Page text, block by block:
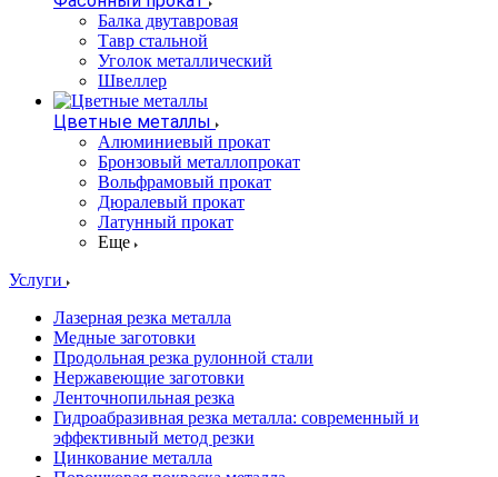
Балка двутавровая
Тавр стальной
Уголок металлический
Швеллер
Цветные металлы
Алюминиевый прокат
Бронзовый металлопрокат
Вольфрамовый прокат
Дюралевый прокат
Латунный прокат
Еще
Услуги
Лазерная резка металла
Медные заготовки
Продольная резка рулонной стали
Нержавеющие заготовки
Ленточнопильная резка
Гидроабразивная резка металла: современный и
эффективный метод резки
Цинкование металла